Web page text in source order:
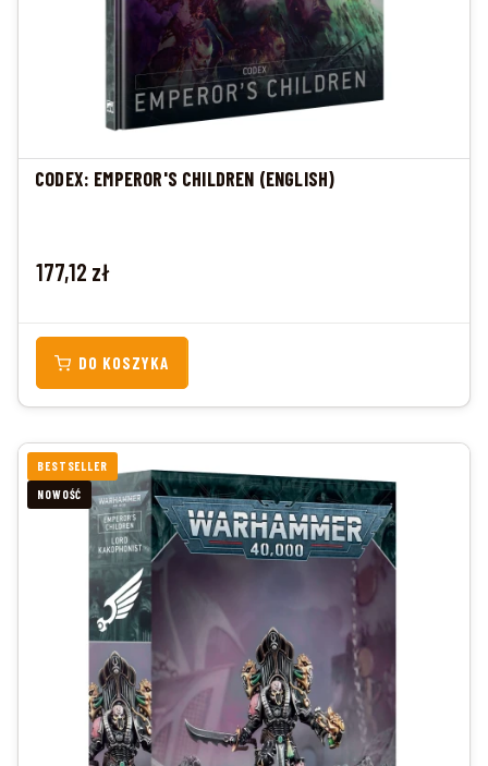
CODEX: EMPEROR'S CHILDREN (ENGLISH)
Cena
177,12 zł
DO KOSZYKA
BESTSELLER
NOWOŚĆ